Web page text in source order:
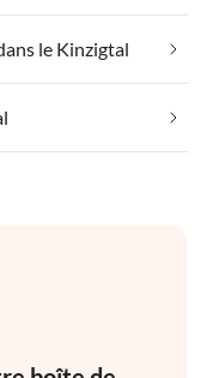
le Kinzigtal